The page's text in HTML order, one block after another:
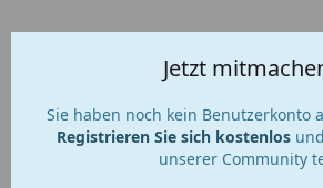
Jetzt
Sie haben noch kein Benutzerkonto
Registrieren Sie sich kostenlos
unserer Community